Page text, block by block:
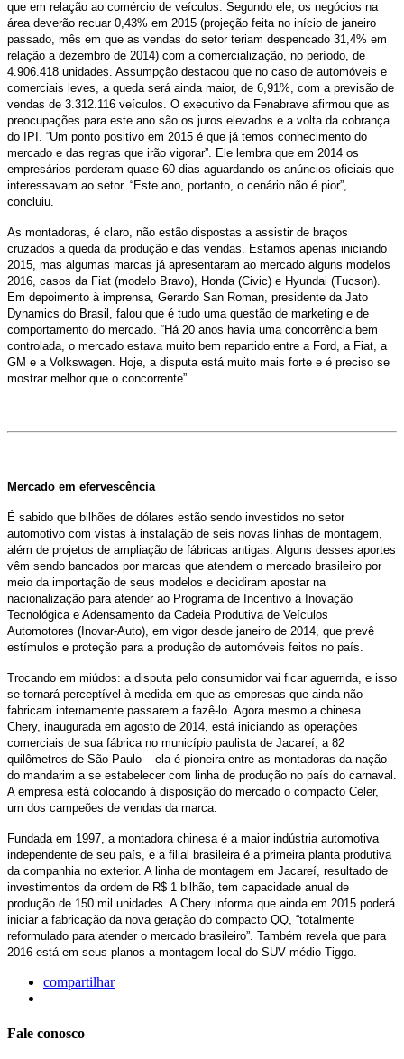
que em relação ao comércio de veículos. Segundo ele, os negócios na
área deverão recuar 0,43% em 2015 (projeção feita no início de janeiro
passado, mês em que as vendas do setor teriam despencado 31,4% em
relação a dezembro de 2014) com a comercialização, no período, de
4.906.418 unidades. Assumpção destacou que no caso de automóveis e
comerciais leves, a queda será ainda maior, de 6,91%, com a previsão de
vendas de 3.312.116 veículos. O executivo da Fenabrave afirmou que as
preocupações para este ano são os juros elevados e a volta da cobrança
do IPI. “Um ponto positivo em 2015 é que já temos conhecimento do
mercado e das regras que irão vigorar”. Ele lembra que em 2014 os
empresários perderam quase 60 dias aguardando os anúncios oficiais que
interessavam ao setor. “Este ano, portanto, o cenário não é pior”,
concluiu.
As montadoras, é claro, não estão dispostas a assistir de braços
cruzados a queda da produção e das vendas. Estamos apenas iniciando
2015, mas algumas marcas já apresentaram ao mercado alguns modelos
2016, casos da Fiat (modelo Bravo), Honda (Civic) e Hyundai (Tucson).
Em depoimento à imprensa, Gerardo San Roman, presidente da Jato
Dynamics do Brasil, falou que é tudo uma questão de marketing e de
comportamento do mercado. “Há 20 anos havia uma concorrência bem
controlada, o mercado estava muito bem repartido entre a Ford, a Fiat, a
GM e a Volkswagen. Hoje, a disputa está muito mais forte e é preciso se
mostrar melhor que o concorrente”.
Mercado em efervescência
É sabido que bilhões de dólares estão sendo investidos no setor
automotivo com vistas à instalação de seis novas linhas de montagem,
além de projetos de ampliação de fábricas antigas. Alguns desses aportes
vêm sendo bancados por marcas que atendem o mercado brasileiro por
meio da importação de seus modelos e decidiram apostar na
nacionalização para atender ao Programa de Incentivo à Inovação
Tecnológica e Adensamento da Cadeia Produtiva de Veículos
Automotores (Inovar-Auto), em vigor desde janeiro de 2014, que prevê
estímulos e proteção para a produção de automóveis feitos no país.
Trocando em miúdos: a disputa pelo consumidor vai ficar aguerrida, e isso
se tornará perceptível à medida em que as empresas que ainda não
fabricam internamente passarem a fazê-lo. Agora mesmo a chinesa
Chery, inaugurada em agosto de 2014, está iniciando as operações
comerciais de sua fábrica no município paulista de Jacareí, a 82
quilômetros de São Paulo – ela é pioneira entre as montadoras da nação
do mandarim a se estabelecer com linha de produção no país do carnaval.
A empresa está colocando à disposição do mercado o compacto Celer,
um dos campeões de vendas da marca.
Fundada em 1997, a montadora chinesa é a maior indústria automotiva
independente de seu país, e a filial brasileira é a primeira planta produtiva
da companhia no exterior. A linha de montagem em Jacareí, resultado de
investimentos da ordem de R$ 1 bilhão, tem capacidade anual de
produção de 150 mil unidades. A Chery informa que ainda em 2015 poderá
iniciar a fabricação da nova geração do compacto QQ, “totalmente
reformulado para atender o mercado brasileiro”. Também revela que para
2016 está em seus planos a montagem local do SUV médio Tiggo.
compartilhar
Fale conosco